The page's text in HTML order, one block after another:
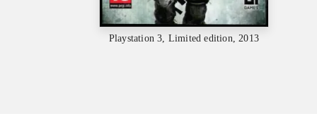
Playstation 3, Limited edition, 2013